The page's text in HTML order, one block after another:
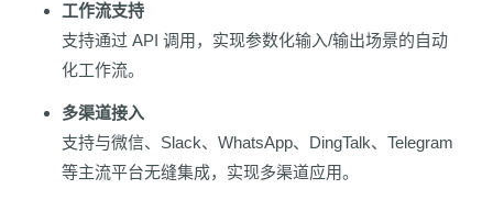
工作流支持
支持通过 API 调用，实现参数化输入/输出场景的自动
化工作流。
多渠道接入
支持与微信、Slack、WhatsApp、DingTalk、Telegram
等主流平台无缝集成，实现多渠道应用。